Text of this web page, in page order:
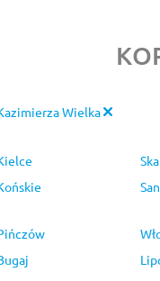
Wielka